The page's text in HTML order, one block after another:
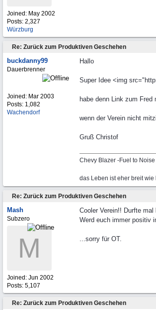
Joined: May 2002
Posts: 2,327
Würzburg
Re: Zurück zum Produktiven Geschehen
buckdanny99
Dauerbrenner
Joined: Mar 2003
Posts: 1,082
Wachendorf
Hallo
Super Idee <img
habe denn Link zum
wenn der Verein nicht
Gruß Christof
Chevy Blazer -Fuel to
das Leben ist eher breit
Re: Zurück zum Produktiven Geschehen
Mash
Subzero
M
Joined: Jun 2002
Posts: 5,107
Cooler Verein!! Durfte
Werd euch immer positiv
...sorry für OT.
Re: Zurück zum Produktiven Geschehen